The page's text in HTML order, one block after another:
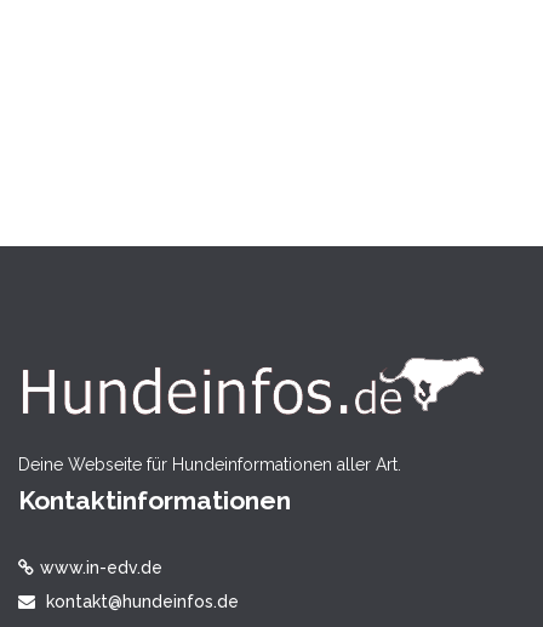
Deine Webseite für Hundeinformationen aller Art.
Kontaktinformationen
www.in-edv.de
kontakt@hundeinfos.de